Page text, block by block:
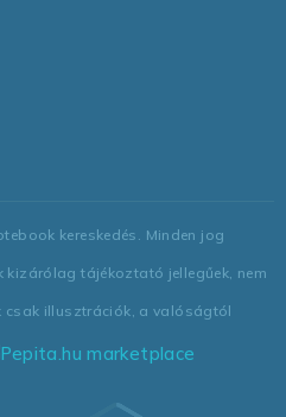
kereskedés. Minden jog
tájékoztató jellegűek, nem
csak illusztrációk, a valóságtól
marketplace